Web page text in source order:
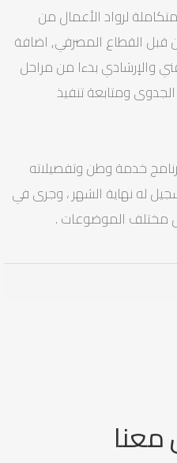
لرواد الأعمال من
القطاع المصرفي, اضافة
والإرشادي بدءا من مراحل
ومتابعة تنفيذ
خدمة وطن وتفصيلاته
له نهاية الشهر ، وجرى في
مختلف الموضوعات .